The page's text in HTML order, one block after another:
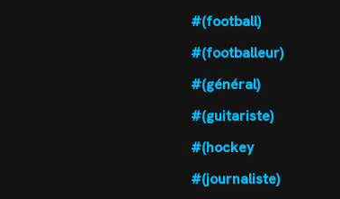
#(football)
#(footballeur)
#(général)
#(guitariste)
#(hockey
#(journaliste)